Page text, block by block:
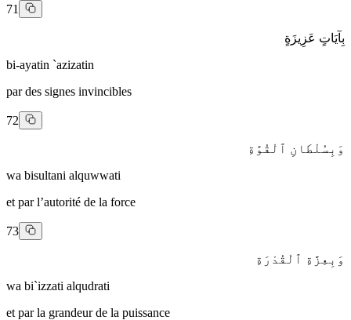
71
بِآيَاتٍ عَزِيزَةٍ
bi-ayatin `azizatin
par des signes invincibles
72
وَبِسُلْطَانِ ٱلْقُوَّةِ
wa bisultani alquwwati
et par l’autorité de la force
73
وَبِعِزَّةِ ٱلْقُدْرَةِ
wa bi`izzati alqudrati
et par la grandeur de la puissance